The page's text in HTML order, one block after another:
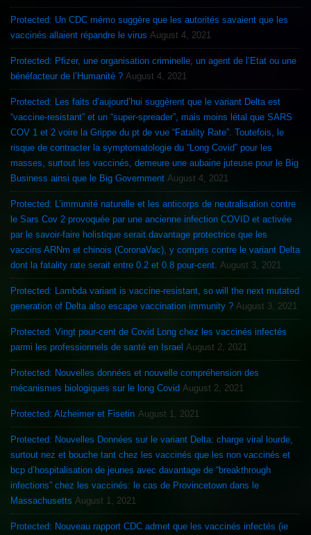
Protected: Un CDC mémo suggère que les autorités savaient que les
vaccinés allaient répandre le virus August 4, 2021
Protected: Pfizer, une organisation criminelle, un agent de l’Etat ou une
bénéfacteur de l’Humanité ? August 4, 2021
Protected: Les faits d’aujourd’hui suggèrent que le variant Delta est
“vaccine-resistant” et un “super-spreader”, mais moins létal que SARS
COV 1 et 2 voire la Grippe du pt de vue “Fatality Rate”. Toutefois, le
risque de contracter la symptomatologie du “Long Covid” pour les
masses, surtout les vaccinés, demeure une aubaine juteuse pour le Big
Business ainsi que le Big Government August 4, 2021
Protected: L’immunité naturelle et les anticorps de neutralisation contre
le Sars Cov 2 provoquée par une ancienne infection COVID et activée
par le savoir-faire holistique serait davantage protectrice que les
vaccins ARNm et chinois (CoronaVac), y compris contre le variant Delta
dont la fatality rate serait entre 0.2 et 0.8 pour-cent. August 3, 2021
Protected: Lambda variant is vaccine-resistant, so will the next mutated
generation of Delta also escape vaccination immunity ? August 3, 2021
Protected: Vingt pour-cent de Covid Long chez les vaccinés infectés
parmi les professionnels de santé en Israel August 2, 2021
Protected: Nouvelles données et nouvelle compréhension des
mécanismes biologiques sur le long Covid August 2, 2021
Protected: Alzheimer et Fisetin August 1, 2021
Protected: Nouvelles Données sur le variant Delta: charge viral lourde,
surtout nez et bouche tant chez les vaccinés que les non vaccinés et
bcp d’hospitalisation de jeunes avec davantage de “breakthrough
infections” chez les vaccinés: le cas de Provincetown dans le
Massachusetts August 1, 2021
Protected: Nouveau rapport CDC admet que les vaccinés infectés (ie